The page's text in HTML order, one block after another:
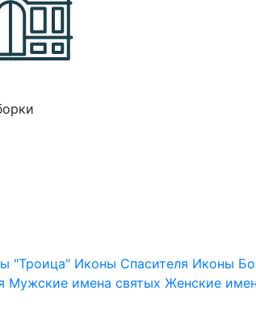
"Троица" Иконы Спасителя Иконы
Мужские имена святыхЖенские